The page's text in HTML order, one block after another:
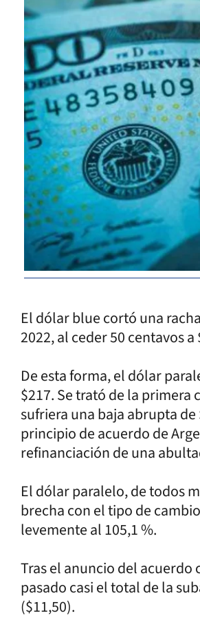
El dólar blue cortó una
2022, al ceder 50 centavos a
De esta forma, el dólar
$217. Se trató de la
sufriera una baja abrupta
principio de acuerdo de
refinanciación de una
El dólar paralelo, de todos
brecha con el tipo de
levemente al 105,1 %.
Tras el anuncio del acuerdo
pasado casi el total de la
($11,50).